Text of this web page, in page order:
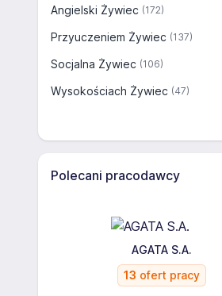
Angielski Żywiec (172)
Przyuczeniem Żywiec (137)
Socjalna Żywiec (106)
Wysokościach Żywiec (47)
Polecani pracodawcy
AGATA S.A.
13 ofert pracy